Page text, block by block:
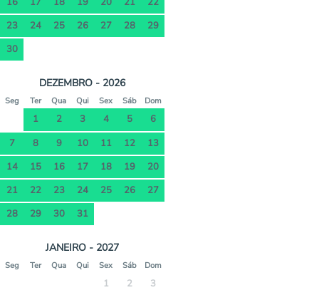
23
24 25 26 27 28
29
30
DEZEMBRO - 2026
Seg Ter Qua Qui Sex Sáb Dom
1 2 3 4 5
6
7
8 9 10 11 12
13
14
15 16 17 18 19
20
21
22 23 24 25 26
27
28
29 30 31
JANEIRO - 2027
Seg Ter Qua Qui Sex Sáb Dom
1 2
3